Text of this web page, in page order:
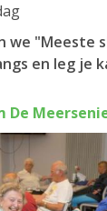
we "Meeste
en leg je
De